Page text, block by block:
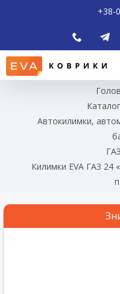
+38-
Автокилимки,
Килимки EVA ГАЗ 24